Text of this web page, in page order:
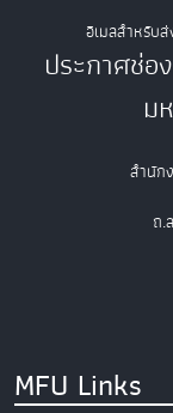
อีเมลสำหรับ
ประกาศช่อ
ม
สำนัก
ถ.
MFU Links